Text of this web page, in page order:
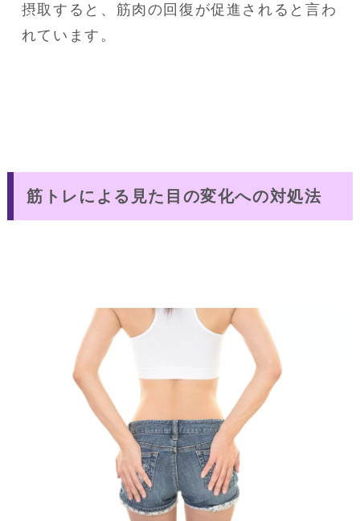
摂取すると、筋肉の回復が促進されると言わ
れています。
筋トレによる見た目の変化への対処法